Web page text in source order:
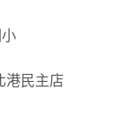
港民主店